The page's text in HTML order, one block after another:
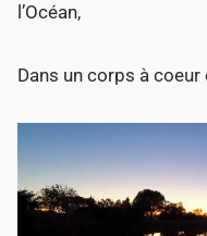
l’Océan,
Dans un corps à coeur